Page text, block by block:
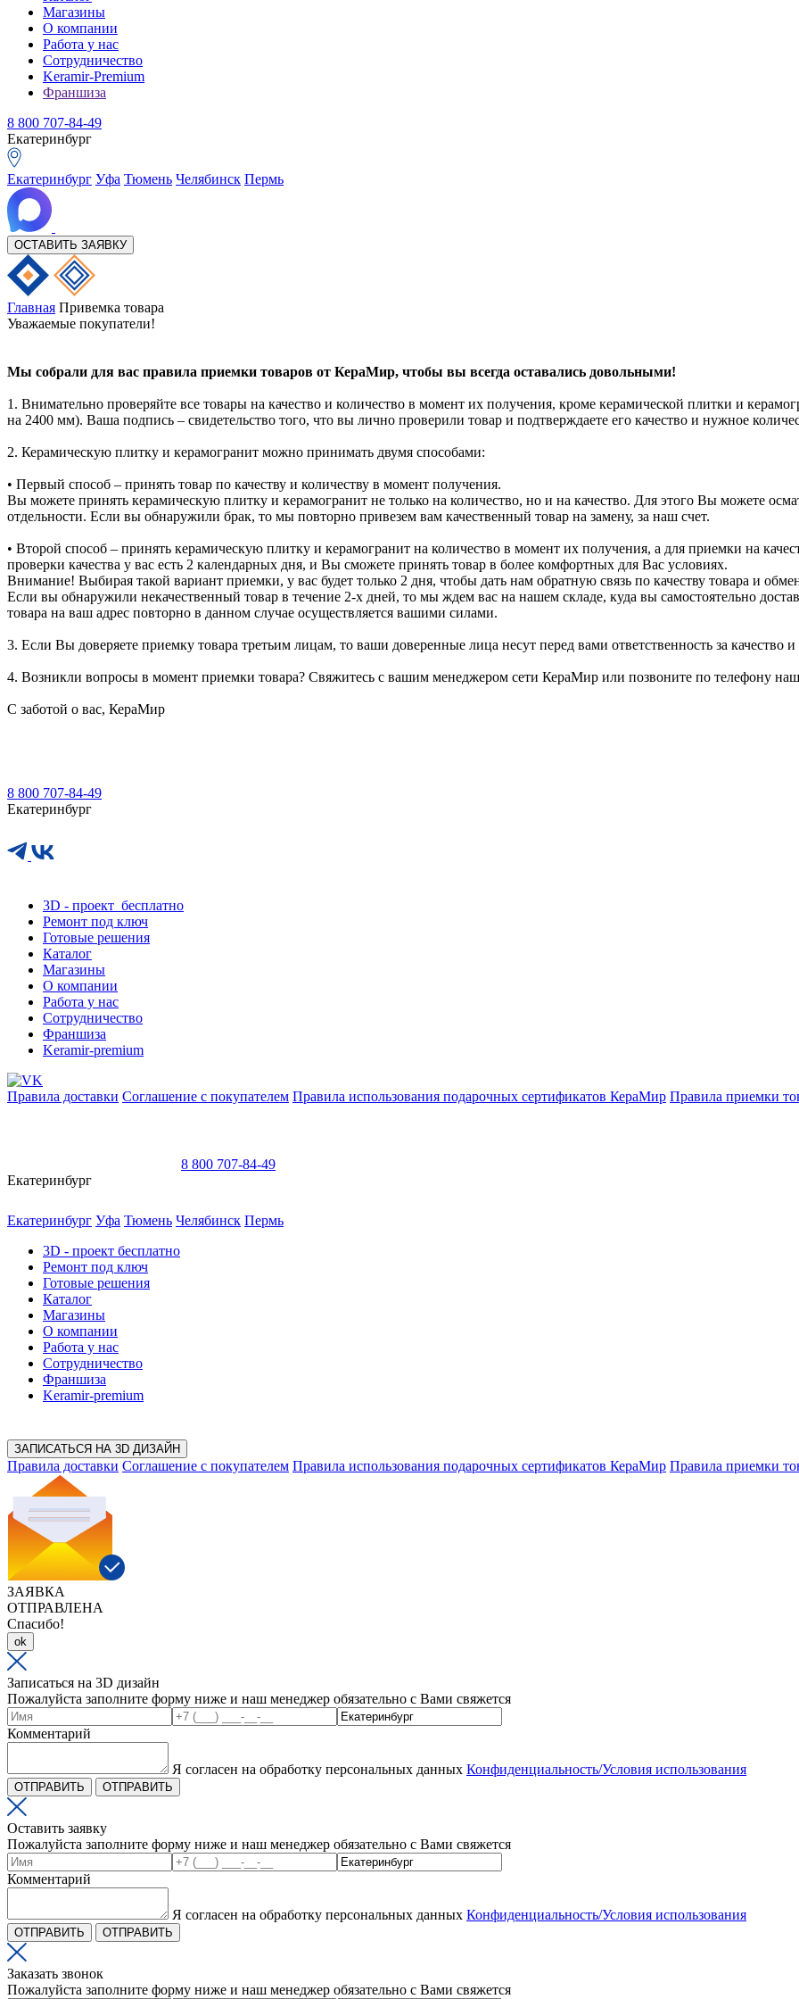
Магазины
О компании
Работа у нас
Сотрудничество
Keramir-Premium
Франшиза
8 800 707-84-49
Екатеринбург
Екатеринбург Уфа Тюмень Челябинск Пермь
ОСТАВИТЬ ЗАЯВКУ
Главная Привемка товара
Уважаемые покупатели!
Мы собрали для вас правила приемки товаров от КераМир, чтобы вы всегда оставались довольными!
1. Внимательно проверяйте все товары на качество и количество в момент их получения, кроме керамической плитки и
на 2400 мм). Ваша подпись – свидетельство того, что вы лично проверили товар и подтверждаете его качество и нужное
2. Керамическую плитку и керамогранит можно принимать двумя способами:
• Первый способ – принять товар по качеству и количеству в момент получения.
Вы можете принять керамическую плитку и керамогранит не только на количество, но и на качество. Для этого Вы можете
отдельности. Если вы обнаружили брак, то мы повторно привезем вам качественный товар на замену, за наш счет.
• Второй способ – принять керамическую плитку и керамогранит на количество в момент их получения, а для приемки на
проверки качества у вас есть 2 календарных дня, и Вы сможете принять товар в более комфортных для Вас условиях.
Внимание! Выбирая такой вариант приемки, у вас будет только 2 дня, чтобы дать нам обратную связь по качеству товара и
Если вы обнаружили некачественный товар в течение 2-х дней, то мы ждем вас на нашем складе, куда вы самостоятельно
товара на ваш адрес повторно в данном случае осуществляется вашими силами.
3. Если Вы доверяете приемку товара третьим лицам, то ваши доверенные лица несут перед вами ответственность за качество и
4. Возникли вопросы в момент приемки товара? Свяжитесь с вашим менеджером сети КераМир или позвоните по телефону
С заботой о вас, КераМир
8 800 707-84-49
Екатеринбург
3D - проект бесплатно
Ремонт под ключ
Готовые решения
Каталог
Магазины
О компании
Работа у нас
Сотрудничество
Франшиза
Keramir-premium
Правила доставки Соглашение с покупателем Правила использования подарочных сертификатов КераМир Правила приемки
8 800 707-84-49
Екатеринбург
Екатеринбург Уфа Тюмень Челябинск Пермь
3D - проект бесплатно
Ремонт под ключ
Готовые решения
Каталог
Магазины
О компании
Работа у нас
Сотрудничество
Франшиза
Keramir-premium
ЗАПИСАТЬСЯ НА 3D ДИЗАЙН
Правила доставки Соглашение с покупателем Правила использования подарочных сертификатов КераМир Правила приемки
ЗАЯВКА
ОТПРАВЛЕНА
Спасибо!
ok
Записаться на 3D дизайн
Пожалуйста заполните форму ниже и наш менеджер обязательно с Вами свяжется
Комментарий
Я согласен на обработку персональных данных Конфиденциальность/Условия использования
ОТПРАВИТЬ ОТПРАВИТЬ
Оставить заявку
Пожалуйста заполните форму ниже и наш менеджер обязательно с Вами свяжется
Комментарий
Я согласен на обработку персональных данных Конфиденциальность/Условия использования
ОТПРАВИТЬ ОТПРАВИТЬ
Заказать звонок
Пожалуйста заполните форму ниже и наш менеджер обязательно с Вами свяжется